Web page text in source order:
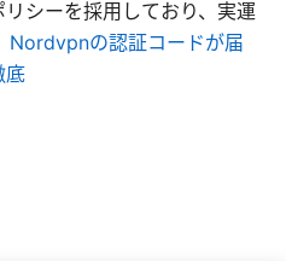
シーを採用しており、実運
Nordvpnの認証コードが届
底